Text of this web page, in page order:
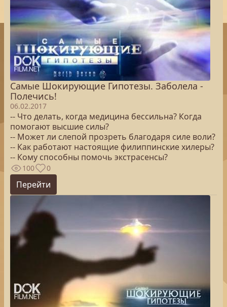
Самые Шокирующие Гипотезы. Заболела -
Полечись!
06.02.2017
-- Что делать, когда медицина бессильна? Когда
помогают высшие силы?
-- Может ли слепой прозреть благодаря силе воли?
-- Как работают настоящие филиппинские хилеры?
-- Кому способны помочь экстрасенсы?
100 0
Перейти